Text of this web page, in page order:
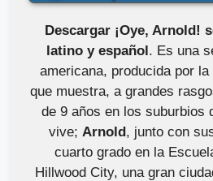
Descargar ¡Oye, Arnold!
latino y español. Es una
americana, producida por la
que muestra, a grandes
de 9 años en los suburbios
vive; Arnold, junto con
cuarto grado en la
Hillwood City, una gran